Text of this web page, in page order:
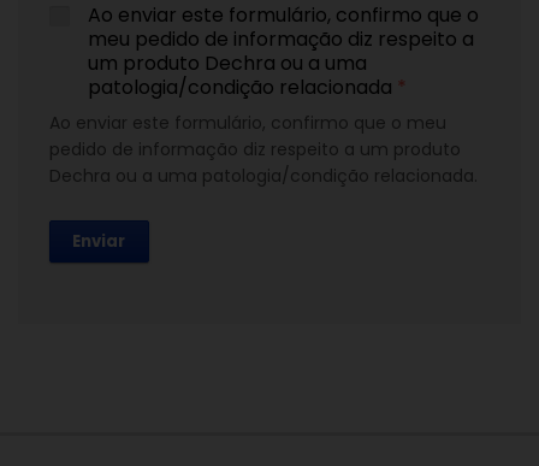
Ao enviar este formulário, confirmo que o
meu pedido de informação diz respeito a
um produto Dechra ou a uma
patologia/condição relacionada *
Ao enviar este formulário, confirmo que o meu
pedido de informação diz respeito a um produto
Dechra ou a uma patologia/condição relacionada.
Enviar